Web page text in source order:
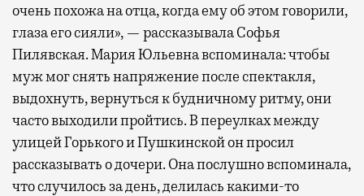
очень похожа на отца, когда ему об этом говорили,
глаза его сияли», — рассказывала Софья
Пилявская. Мария Юльевна вспоминала: чтобы
муж мог снять напряжение после спектакля,
выдохнуть, вернуться к будничному ритму, они
часто выходили пройтись. В переулках между
улицей Горького и Пушкинской он просил
рассказывать о дочери. Она послушно вспоминала,
что случилось за день, делилась какими-то